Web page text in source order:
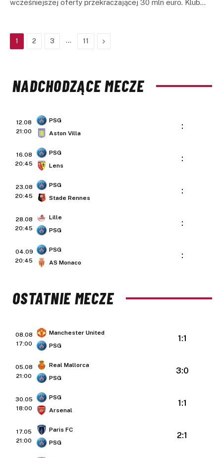
wcześniejszej oferty przekraczającej 30 mln euro. Klub…
1 2 3 … 11 Next
NADCHODZĄCE MECZE
12.08
21:00
PSG
Aston Villa
:
16.08
20:45
PSG
Lens
:
23.08
20:45
PSG
Stade Rennes
:
28.08
20:45
Lille
PSG
:
04.09
20:45
PSG
AS Monaco
:
OSTATNIE MECZE
08.08
17:00
Manchester United
PSG
1:1
05.08
21:00
Real Mallorca
PSG
3:0
30.05
18:00
PSG
Arsenal
1:1
17.05
21:00
Paris FC
PSG
2:1